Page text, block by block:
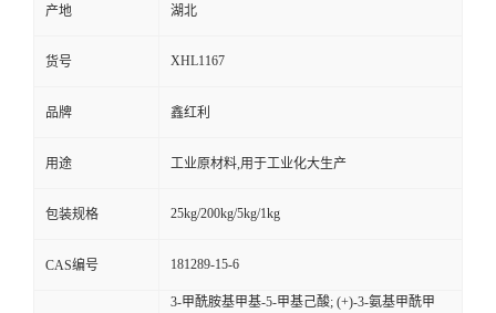
产地 湖北
货号 XHL1167
品牌 鑫红利
用途 工业原材料,用于工业化大生产
包装规格 25kg/200kg/5kg/1kg
CAS编号 181289-15-6
3-甲酰胺基甲基-5-甲基己酸; (+)-3-氨基甲酰甲